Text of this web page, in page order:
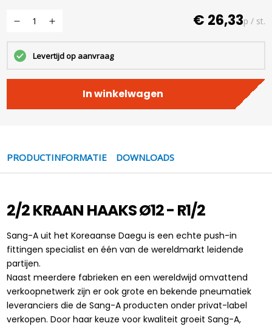
€ 26,33p / st.
Levertijd op aanvraag
In winkelwagen
PRODUCTINFORMATIE DOWNLOADS
2/2 KRAAN HAAKS Ø12 - R1/2
Sang-A uit het Koreaanse Daegu is een echte push-in
fittingen specialist en één van de wereldmarkt leidende
partijen.
Naast meerdere fabrieken en een wereldwijd omvattend
verkoopnetwerk zijn er ook grote en bekende pneumatiek
leveranciers die de Sang-A producten onder privat-label
verkopen. Door haar keuze voor kwaliteit groeit Sang-A,